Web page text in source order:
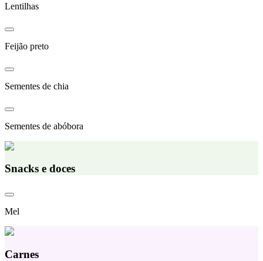
Lentilhas
Feijão preto
Sementes de chia
Sementes de abóbora
Snacks e doces
Mel
Carnes